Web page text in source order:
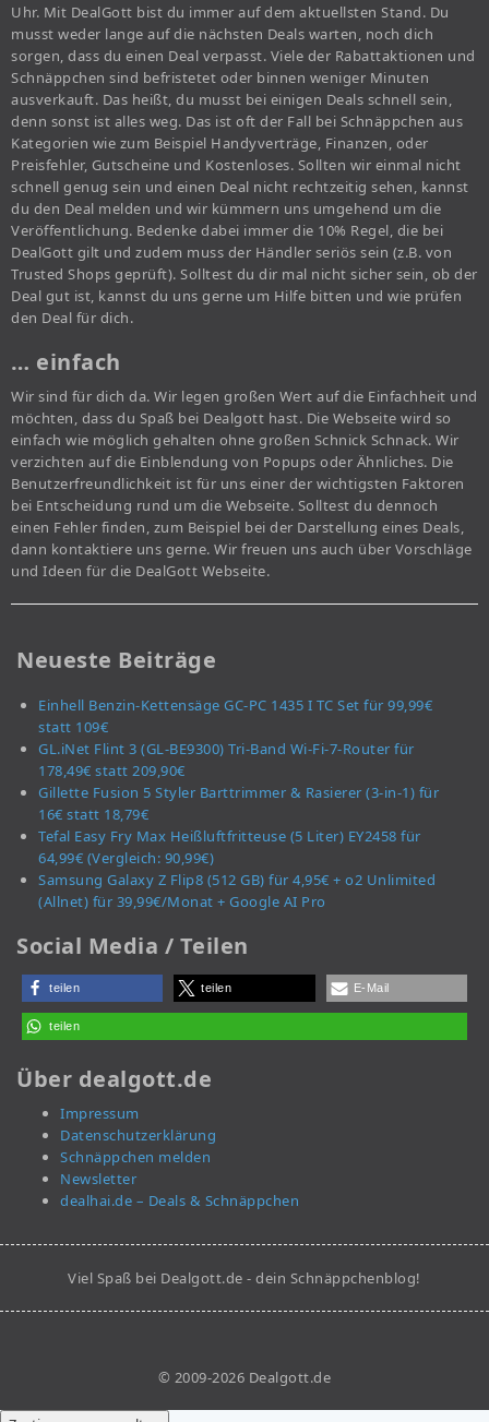
Uhr. Mit DealGott bist du immer auf dem aktuellsten Stand. Du
musst weder lange auf die nächsten Deals warten, noch dich
sorgen, dass du einen Deal verpasst. Viele der Rabattaktionen und
Schnäppchen sind befristetet oder binnen weniger Minuten
ausverkauft. Das heißt, du musst bei einigen Deals schnell sein,
denn sonst ist alles weg. Das ist oft der Fall bei Schnäppchen aus
Kategorien wie zum Beispiel Handyverträge, Finanzen, oder
Preisfehler, Gutscheine und Kostenloses. Sollten wir einmal nicht
schnell genug sein und einen Deal nicht rechtzeitig sehen, kannst
du den Deal melden und wir kümmern uns umgehend um die
Veröffentlichung. Bedenke dabei immer die 10% Regel, die bei
DealGott gilt und zudem muss der Händler seriös sein (z.B. von
Trusted Shops geprüft). Solltest du dir mal nicht sicher sein, ob der
Deal gut ist, kannst du uns gerne um Hilfe bitten und wie prüfen
den Deal für dich.
… einfach
Wir sind für dich da. Wir legen großen Wert auf die Einfachheit und
möchten, dass du Spaß bei Dealgott hast. Die Webseite wird so
einfach wie möglich gehalten ohne großen Schnick Schnack. Wir
verzichten auf die Einblendung von Popups oder Ähnliches. Die
Benutzerfreundlichkeit ist für uns einer der wichtigsten Faktoren
bei Entscheidung rund um die Webseite. Solltest du dennoch
einen Fehler finden, zum Beispiel bei der Darstellung eines Deals,
dann kontaktiere uns gerne. Wir freuen uns auch über Vorschläge
und Ideen für die DealGott Webseite.
Neueste Beiträge
Einhell Benzin-Kettensäge GC-PC 1435 I TC Set für 99,99€
statt 109€
GL.iNet Flint 3 (GL-BE9300) Tri-Band Wi-Fi-7-Router für
178,49€ statt 209,90€
Gillette Fusion 5 Styler Barttrimmer & Rasierer (3-in-1) für
16€ statt 18,79€
Tefal Easy Fry Max Heißluftfritteuse (5 Liter) EY2458 für
64,99€ (Vergleich: 90,99€)
Samsung Galaxy Z Flip8 (512 GB) für 4,95€ + o2 Unlimited
(Allnet) für 39,99€/Monat + Google AI Pro
Social Media / Teilen
teilen teilen E-Mail
teilen
Über dealgott.de
Impressum
Datenschutzerklärung
Schnäppchen melden
Newsletter
dealhai.de – Deals & Schnäppchen
Viel Spaß bei Dealgott.de - dein Schnäppchenblog!
© 2009-2026 Dealgott.de